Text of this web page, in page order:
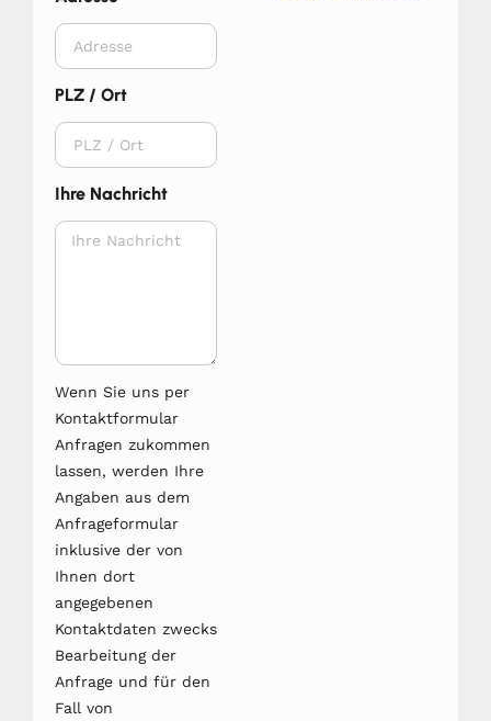
PLZ / Ort
Ihre Nachricht
Wenn Sie uns per
Kontaktformular
Anfragen zukommen
lassen, werden Ihre
Angaben aus dem
Anfrageformular
inklusive der von
Ihnen dort
angegebenen
Kontaktdaten zwecks
Bearbeitung der
Anfrage und für den
Fall von